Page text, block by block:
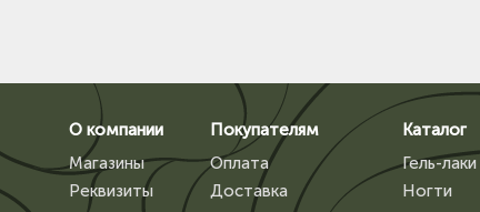
О компании
Магазины
Реквизиты
Покупателям
Оплата
Доставка
Каталог
Гель-лаки
Ногти